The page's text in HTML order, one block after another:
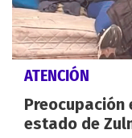
ATENCIÓN
estado de